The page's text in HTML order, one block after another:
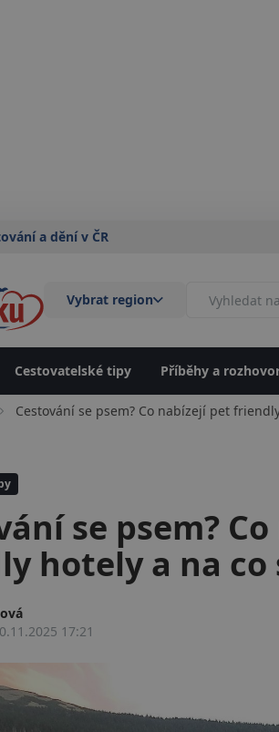
a dění v ČR
Vybrat region
Cestovatelské tipy Příběhy a
Cestování se psem? Co nabízejí pet
se psem?
hotely a na co
17:21